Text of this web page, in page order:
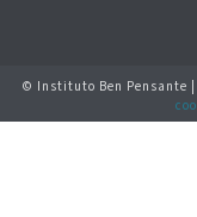
© Instituto Ben Pensante |